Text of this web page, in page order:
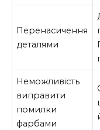
Перенасичення
деталями
Неможливість
виправити
помилки
фарбами